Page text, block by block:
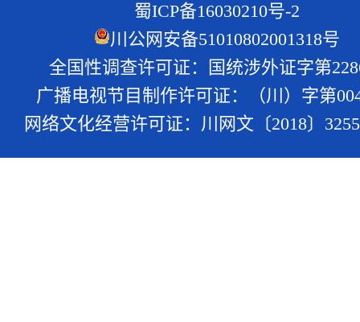
蜀ICP备16030210号-2
川公网安备51010802001318号
全国性调查许可证：国统涉外证字第
广播电视节目制作许可证：（川）字第
网络文化经营许可证：川网文〔2018〕